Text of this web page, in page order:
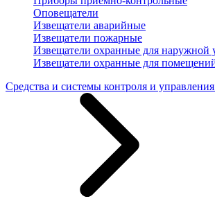
Оповещатели
Извещатели аварийные
Извещатели пожарные
Извещатели охранные для наружной
Извещатели охранные для
Средства и системы контроля и